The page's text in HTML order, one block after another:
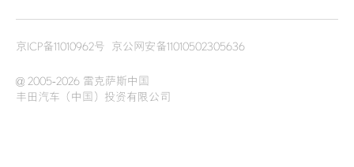
京ICP备11010962号 京公网安备11010502305636
@ 2005-2026 雷克萨斯中国
丰田汽车（中国）投资有限公司